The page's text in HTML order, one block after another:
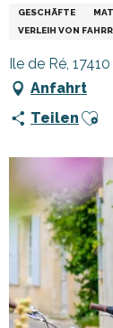
GESCHÄFTE
VERLEIH VON
Ile de Ré,
Anfahrt
Teilen